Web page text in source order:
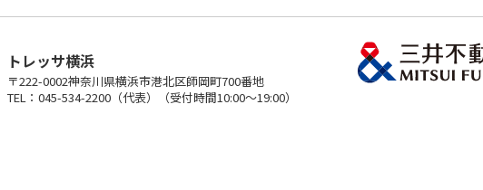
トレッサ横浜
〒222-0002神奈川県横浜市港北区師岡町700番地
TEL：045-534-2200（代表）（受付時間10:00～19:00）